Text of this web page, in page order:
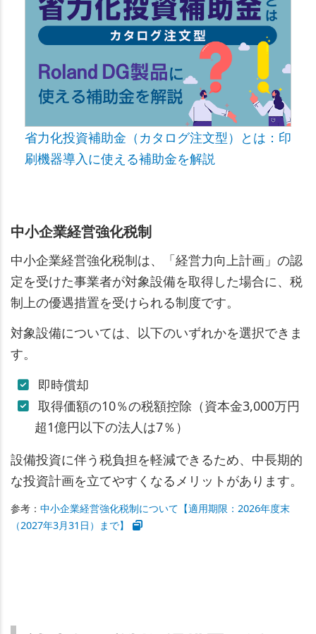
省力化投資補助金（カタログ注文型）とは：印
刷機器導入に使える補助金を解説
中小企業経営強化税制
中小企業経営強化税制は、「経営力向上計画」の認
定を受けた事業者が対象設備を取得した場合に、税
制上の優遇措置を受けられる制度です。
対象設備については、以下のいずれかを選択できま
す。
即時償却
取得価額の10％の税額控除（資本金3,000万円
超1億円以下の法人は7％）
設備投資に伴う税負担を軽減できるため、中長期的
な投資計画を立てやすくなるメリットがあります。
参考： 中小企業経営強化税制について【適用期限：2026年度末
（2027年3月31日）まで】